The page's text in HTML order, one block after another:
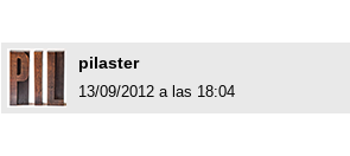
pilaster
13/09/2012 a las 18:04